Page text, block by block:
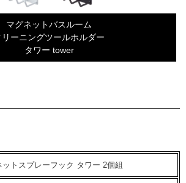
マグネットバスルーム
リーニングツールホルダー
タワー tower
ットスプレーフック タワー 2個組